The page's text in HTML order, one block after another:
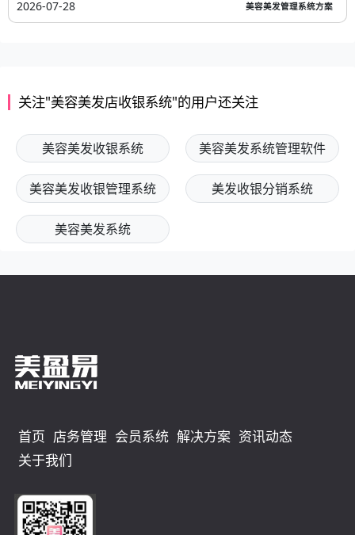
2026-07-28
美容美发管理系统方案
关注"美容美发店收银系统"的用户还关注
美容美发收银系统 美容美发系统管理软件
美容美发收银管理系统 美发收银分销系统
美容美发系统
首页 店务管理 会员系统 解决方案 资讯动态
关于我们